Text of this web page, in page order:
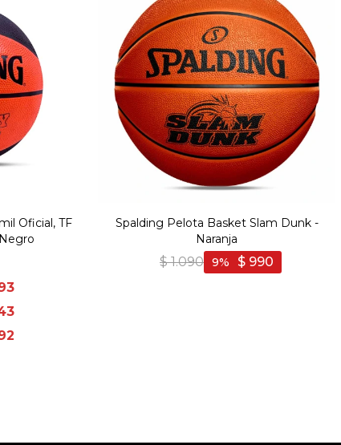
Oficial, TF
Spalding Pelota Basket Slam Dunk -
Naranja
$ 1.090 $ 990
9